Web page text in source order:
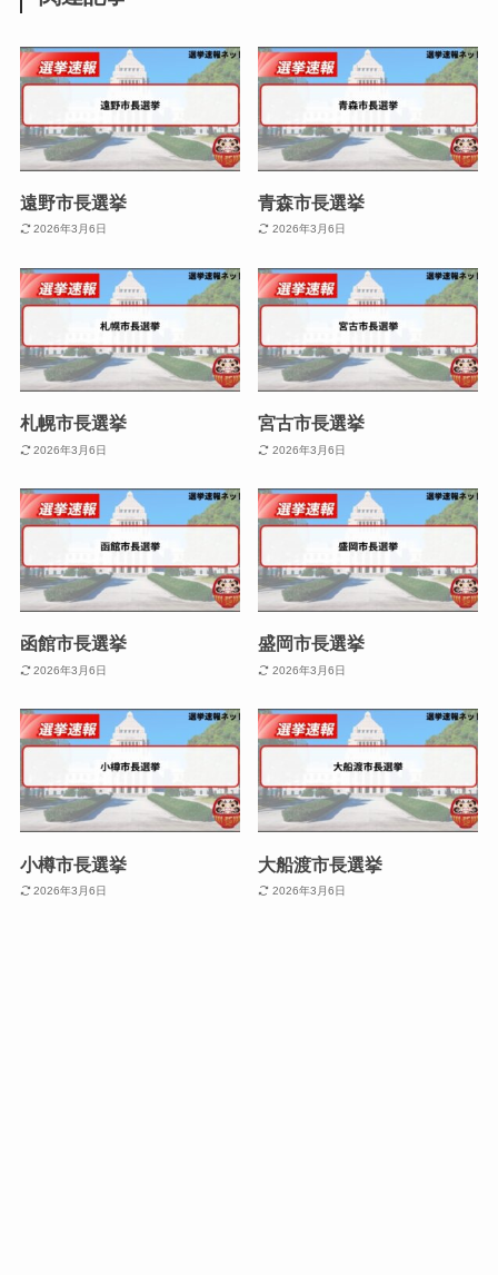
遠野市長選挙
2026年3月6日
青森市長選挙
2026年3月6日
札幌市長選挙
2026年3月6日
宮古市長選挙
2026年3月6日
函館市長選挙
2026年3月6日
盛岡市長選挙
2026年3月6日
小樽市長選挙
2026年3月6日
大船渡市長選挙
2026年3月6日